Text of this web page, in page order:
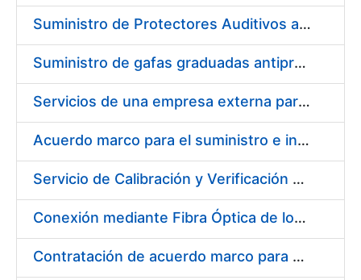
Suministro de Protectores Auditivos a medida para las personas trabajadoras de los Centros de Trabajo de Madrid y Burgos
Suministro de gafas graduadas antiproyecciones para los trabajadores de la FNMT-RCM en los centros de trabajo de Madrid y Burgos
Servicios de una empresa externa para el asesoramiento y resolución de los recursos de alzada que se presentan relacionados con procesos de selección para la FNMT-RCM
Acuerdo marco para el suministro e instalación de persianas, estores y otros complementos
Servicio de Calibración y Verificación Externa de los Equipos de Medición del Servicio de Prevención de la FNMT-RCM
Conexión mediante Fibra Óptica de los Centros de Proceso de Datos (CPDs) de las sedes de la FNMT-RCM de Burgos y Madrid
Contratación de acuerdo marco para el Suministro de Material de Electricidad para la Fábrica Nacional de Moneda y Timbre-Real Casa de la Moneda en su centro de trabajo de Burgos